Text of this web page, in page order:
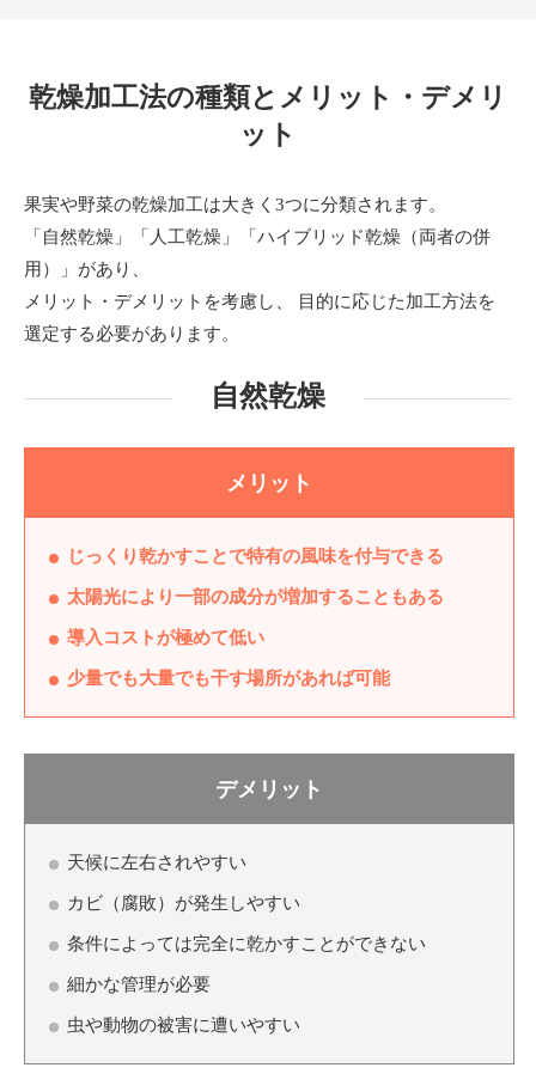
乾燥加工法の種類とメリット・デメリ
ット
果実や野菜の乾燥加工は大きく3つに分類されます。
「自然乾燥」「人工乾燥」「ハイブリッド乾燥（両者の併
用）」があり、
メリット・デメリットを考慮し、 目的に応じた加工方法を
選定する必要があります。
自然乾燥
メリット
じっくり乾かすことで特有の風味を付与できる
太陽光により一部の成分が増加することもある
導入コストが極めて低い
少量でも大量でも干す場所があれば可能
デメリット
天候に左右されやすい
カビ（腐敗）が発生しやすい
条件によっては完全に乾かすことができない
細かな管理が必要
虫や動物の被害に遭いやすい